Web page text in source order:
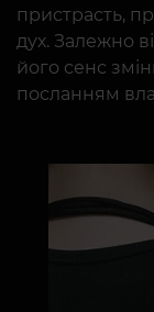
пристрасть,
дух. Залежно
його сенс
посланням